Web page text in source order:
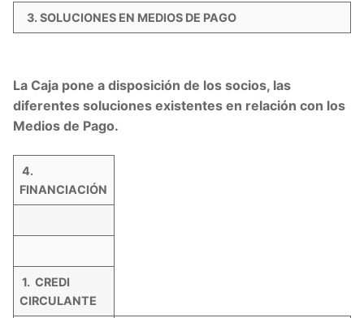
3. SOLUCIONES EN MEDIOS DE PAGO
La Caja pone a disposición de los socios, las
diferentes soluciones existentes en relación con los
Medios de Pago.
4.
FINANCIACIÓN
1. CREDI
CIRCULANTE